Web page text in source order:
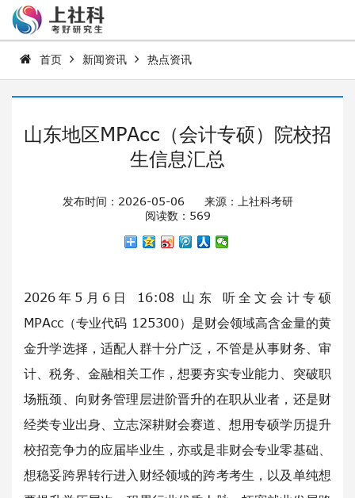
首页 新闻资讯 热点资讯
山东地区MPAcc（会计专硕）院校招
生信息汇总
发布时间：2026-05-06
来源：上社科考研
阅读数：569
2026年5月6日 16:08 山东 听全文会计专硕
MPAcc（专业代码 125300）是财会领域高含金量的黄
金升学选择，适配人群十分广泛，不管是从事财务、审
计、税务、金融相关工作，想要夯实专业能力、突破职
场瓶颈、向财务管理层进阶晋升的在职从业者，还是财
经类专业出身、立志深耕财会赛道、想用专硕学历提升
校招竞争力的应届毕业生，亦或是非财会专业零基础、
想稳妥跨界转行进入财经领域的跨考考生，以及单纯想